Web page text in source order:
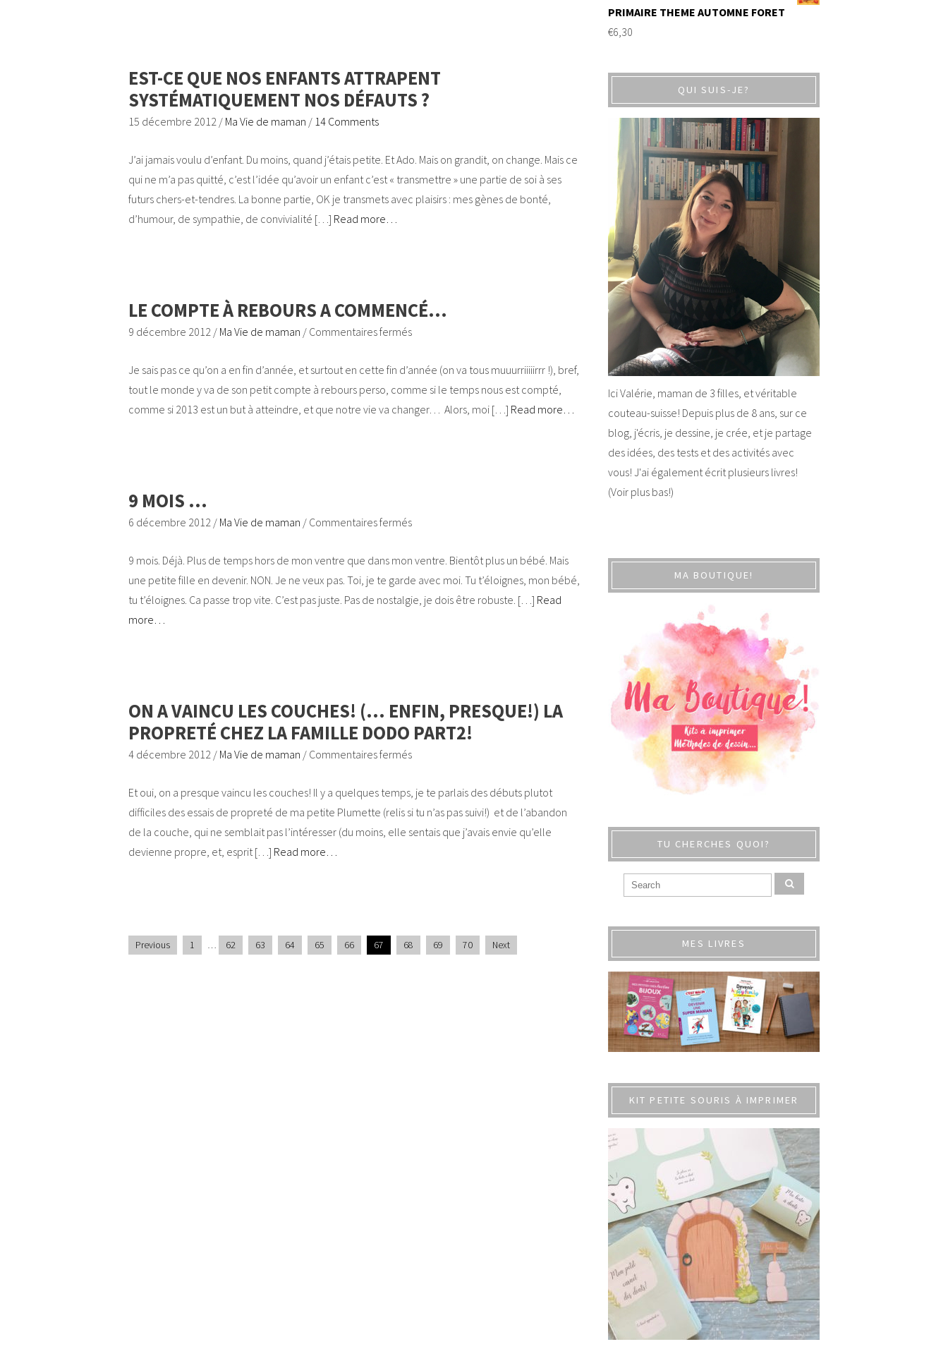
EST-CE QUE NOS ENFANTS ATTRAPENT
SYSTÉMATIQUEMENT NOS DÉFAUTS ?
15 décembre 2012 / Ma Vie de maman / 14 Comments
J’ai jamais voulu d’enfant. Du moins, quand j’étais petite. Et Ado. Mais on grandit, on change. Mais ce
qui ne m’a pas quitté, c’est l’idée qu’avoir un enfant c’est « transmettre » une partie de soi à ses
futurs chers-et-tendres. La bonne partie, OK je transmets avec plaisirs : mes gènes de bonté,
d’humour, de sympathie, de convivialité […] Read more…
LE COMPTE À REBOURS A COMMENCÉ…
9 décembre 2012 / Ma Vie de maman / Commentaires fermés
Je sais pas ce qu’on a en fin d’année, et surtout en cette fin d’année (on va tous muuurriiiiirrr !), bref,
tout le monde y va de son petit compte à rebours perso, comme si le temps nous est compté,
comme si 2013 est un but à atteindre, et que notre vie va changer… Alors, moi […] Read more…
9 MOIS …
6 décembre 2012 / Ma Vie de maman / Commentaires fermés
9 mois. Déjà. Plus de temps hors de mon ventre que dans mon ventre. Bientôt plus un bébé. Mais
une petite fille en devenir. NON. Je ne veux pas. Toi, je te garde avec moi. Tu t’éloignes, mon bébé,
tu t’éloignes. Ca passe trop vite. C’est pas juste. Pas de nostalgie, je dois être robuste. […] Read
more…
ON A VAINCU LES COUCHES! (… ENFIN, PRESQUE!) LA
PROPRETÉ CHEZ LA FAMILLE DODO PART2!
4 décembre 2012 / Ma Vie de maman / Commentaires fermés
Et oui, on a presque vaincu les couches! Il y a quelques temps, je te parlais des débuts plutot
difficiles des essais de propreté de ma petite Plumette (relis si tu n’as pas suivi!) et de l’abandon
de la couche, qui ne semblait pas l’intéresser (du moins, elle sentais que j’avais envie qu’elle
devienne propre, et, esprit […] Read more…
Previous 1 … 62 63 64 65 66 67 68 69 70 Next
PRIMAIRE THEME AUTOMNE FORET
€6,30
QUI SUIS-JE?
Ici Valérie, maman de 3 filles, et véritable
couteau-suisse! Depuis plus de 8 ans, sur ce
blog, j'écris, je dessine, je crée, et je partage
des idées, des tests et des activités avec
vous! J'ai également écrit plusieurs livres!
(Voir plus bas!)
MA BOUTIQUE!
TU CHERCHES QUOI?
MES LIVRES
KIT PETITE SOURIS À IMPRIMER